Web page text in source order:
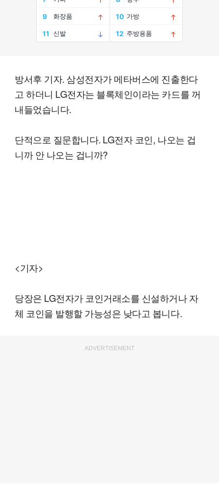
방서후 기자. 삼성전자가 메타버스에 진출한다
고 하더니 LG전자는 블록체인이라는 카드를 꺼
내들었습니다.
단적으로 질문합니다. LG전자 코인, 나오는 겁
니까 안 나오는 겁니까?
<기자>
당장은 LG전자가 코인거래소를 신설하거나 자
체 코인을 발행할 가능성은 낮다고 봅니다.
ADVERTISEMENT